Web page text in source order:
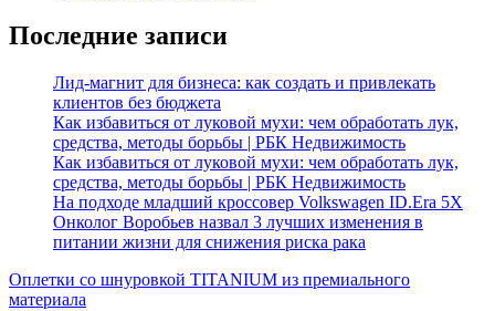
Последние записи
Лид-магнит для бизнеса: как создать и привлекать
клиентов без бюджета
Как избавиться от луковой мухи: чем обработать лук,
средства, методы борьбы | РБК Недвижимость
Как избавиться от луковой мухи: чем обработать лук,
средства, методы борьбы | РБК Недвижимость
На подходе младший кроссовер Volkswagen ID.Era 5X
Онколог Воробьев назвал 3 лучших изменения в
питании жизни для снижения риска рака
Оплетки со шнуровкой TITANIUM из премиального
материала